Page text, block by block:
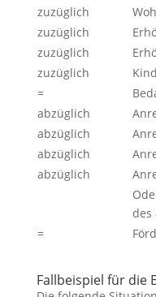
zuzüglich
zuzüglich
zuzüglich
zuzüglich
=
abzüglich
abzüglich
abzüglich
abzüglich
des
=
Fallbeispiel für die